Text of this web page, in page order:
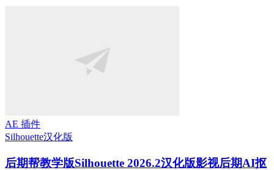
AE 插件
Silhouette汉化版
后期帮教学版Silhouette 2026.2汉化版影视后期AI抠